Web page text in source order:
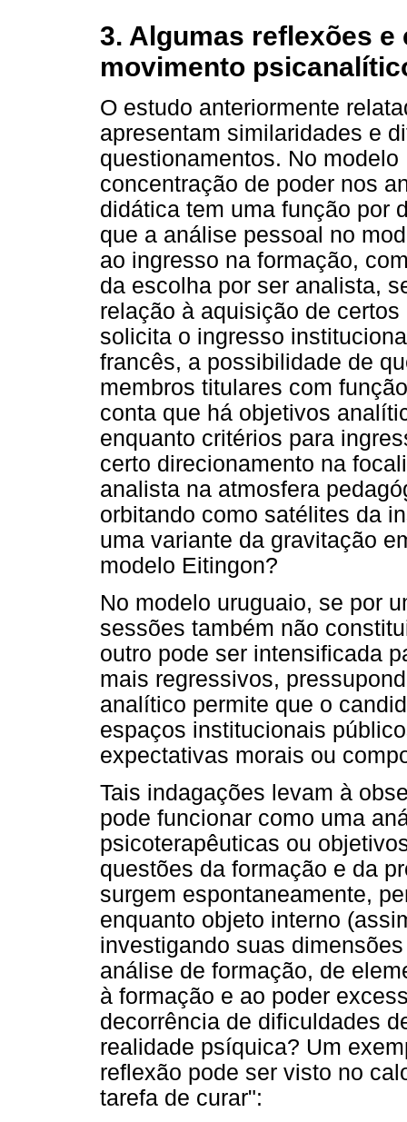
3. Algumas reflexões
movimento
O estudo anteriormente
apresentam similaridades e
questionamentos. No
concentração de poder nos
didática tem uma função por
que a análise pessoal no
ao ingresso na formação,
da escolha por ser analista,
relação à aquisição de
solicita o ingresso
francês, a possibilidade de
membros titulares com
conta que há objetivos
enquanto critérios para
certo direcionamento na
analista na atmosfera
orbitando como satélites da
uma variante da gravitação
modelo Eitingon?
No modelo uruguaio, se por
sessões também não
outro pode ser intensificada
mais regressivos,
analítico permite que o
espaços institucionais
expectativas morais ou
Tais indagações levam à
pode funcionar como uma
psicoterapêuticas ou
questões da formação e da
surgem espontaneamente,
enquanto objeto interno
investigando suas
análise de formação, de
à formação e ao poder
decorrência de dificuldades
realidade psíquica? Um
reflexão pode ser visto no
tarefa de curar":